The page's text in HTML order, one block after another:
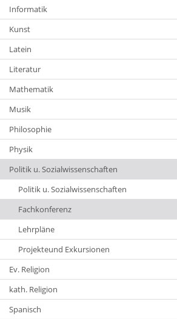
Informatik
Kunst
Latein
Literatur
Mathematik
Musik
Philosophie
Physik
Politik u. Sozialwissenschaften
Politik u. Sozialwissenschaften
Fachkonferenz
Lehrpläne
Projekteund Exkursionen
Ev. Religion
kath. Religion
Spanisch